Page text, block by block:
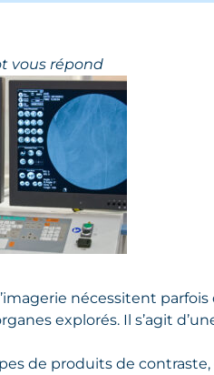
vous répond
nécessitent
explorés. Il s’agit
de produits de